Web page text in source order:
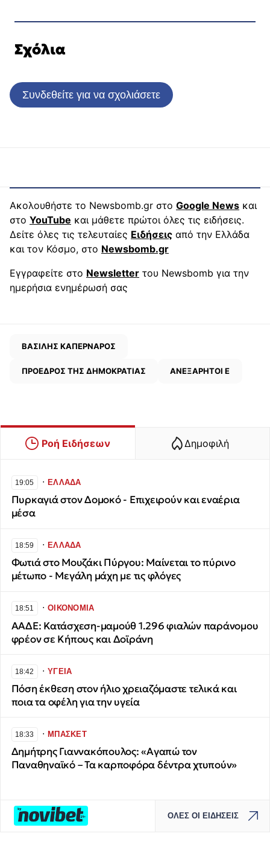
Σχόλια
Συνδεθείτε για να σχολιάσετε
Ακολουθήστε το Newsbomb.gr στο Google News και
στο YouTube και μάθετε πρώτοι όλες τις ειδήσεις.
Δείτε όλες τις τελευταίες Ειδήσεις από την Ελλάδα
και τον Κόσμο, στο Newsbomb.gr
Εγγραφείτε στο Newsletter του Newsbomb για την
ημερήσια ενημέρωσή σας
ΒΑΣΙΛΗΣ ΚΑΠΕΡΝΑΡΟΣ
ΠΡΟΕΔΡΟΣ ΤΗΣ ΔΗΜΟΚΡΑΤΙΑΣ ΑΝΕΞΑΡΗΤΟΙ Ε
Ροή Ειδήσεων Δημοφιλή
19:05 ∙ΕΛΛΑΔΑ
Πυρκαγιά στον Δομοκό - Επιχειρούν και εναέρια
μέσα
18:59 ∙ΕΛΛΑΔΑ
Φωτιά στο Μουζάκι Πύργου: Μαίνεται το πύρινο
μέτωπο - Μεγάλη μάχη με τις φλόγες
18:51 ∙ΟΙΚΟΝΟΜΙΑ
ΑΑΔΕ: Κατάσχεση-μαμούθ 1.296 φιαλών παράνομου
φρέον σε Κήπους και Δοϊράνη
18:42 ∙ΥΓΕΙΑ
Πόση έκθεση στον ήλιο χρειαζόμαστε τελικά και
ποια τα οφέλη για την υγεία
18:33 ∙ΜΠΑΣΚΕΤ
Δημήτρης Γιαννακόπουλος: «Αγαπώ τον
Παναθηναϊκό – Τα καρποφόρα δέντρα χτυπούν»
ΟΛΕΣ ΟΙ ΕΙΔΗΣΕΙΣ